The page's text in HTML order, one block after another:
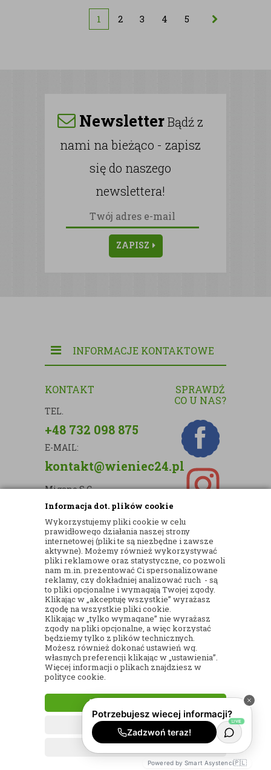
Informacja dot. plików cookie
Wykorzystujemy pliki cookie w celu
prawidłowego działania naszej strony
internetowej (pliki te są niezbędne i zawsze
aktywne). Możemy również wykorzystywać
pliki reklamowe oraz statystyczne, co pozwoli
nam m.in. prezentować Ci spersonalizowane
reklamy, czy dokładniej analizować ruch - są
to pliki opcjonalne i wymagają Twojej zgody.
Klikając w „akceptuję wszystkie” wyrażasz
zgodę na wszystkie pliki cookie.
Klikając w „tylko wymagane” nie wyrażasz
zgody na pliki opcjonalne, a więc korzystać
będziemy tylko z plików technicznych.
Możesz również dokonać ustawień wg.
własnych preferencji klikając w „ustawienia”.
Więcej informacji o plikach znajdziesz w
polityce cookie.
AKCEPTUJĘ WSZYSTKIE
TYLKO WYMAGANE
1 2 3 4 5
NewsletterBądź z
nami na bieżąco - zapisz
się do naszego
newslettera!
ZAPISZ
INFORMACJE KONTAKTOWE
KONTAKT
TEL.
+48 732 098 875
E-MAIL:
kontakt@wieniec24.pl
Migano S.C.
ul. Kartograficzna 88c/m33
03-290 Warszawa
NIP: 5242813637
REGON: 365874905
Nr konta (mBank):
36 1140 2004 0000 3902 8144 2737
SPRAWDŹ
CO U NAS?
© 2017KWIACIARNIA INTERNETOWA
WIENIEC24– WIĄZANKI I WIEŃCE POGRZEBOWE
| WSZELKIE PRAWA ZASTRZEŻONE
PROJEKT I OPROGRAMOWANIE SKLEPU: EBEXO
Powered by Smart Asystenci🇵🇱